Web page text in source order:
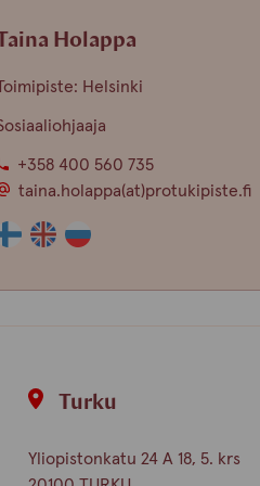
Taina Holappa
Helsinki
+358 400 560 735
taina.holappa(at)protukipiste.fi
Turku
Yliopistonkatu 24 A 18, 5. krs